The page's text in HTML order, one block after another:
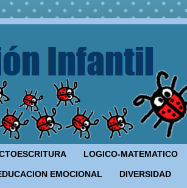
LOGICO-MATEMATICO
EMOCIONAL DIVERSIDAD